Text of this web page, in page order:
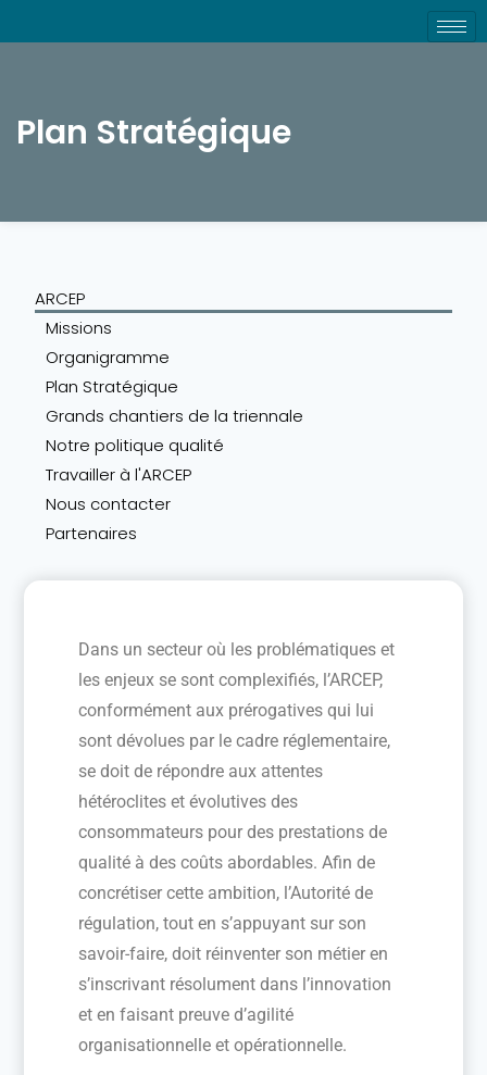
Plan Stratégique
ARCEP
Missions
Organigramme
Plan Stratégique
Grands chantiers de la triennale
Notre politique qualité
Travailler à l'ARCEP
Nous contacter
Partenaires
Dans un secteur où les problématiques et
les enjeux se sont complexifiés, l’ARCEP,
conformément aux prérogatives qui lui
sont dévolues par le cadre réglementaire,
se doit de répondre aux attentes
hétéroclites et évolutives des
consommateurs pour des prestations de
qualité à des coûts abordables. Afin de
concrétiser cette ambition, l’Autorité de
régulation, tout en s’appuyant sur son
savoir-faire, doit réinventer son métier en
s’inscrivant résolument dans l’innovation
et en faisant preuve d’agilité
organisationnelle et opérationnelle.